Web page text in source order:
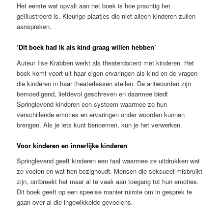
Het eerste wat opvalt aan het boek is hoe prachtig het
geïllustreerd is. Kleurige plaatjes die niet alleen kinderen zullen
aanspreken.
‘Dit boek had ik als kind graag willen hebben’
Auteur Ilse Krabben werkt als theaterdocent met kinderen. Het
boek komt voort uit haar eigen ervaringen als kind en de vragen
die kinderen in haar theaterlessen stellen. De antwoorden zijn
bemoedigend, liefdevol geschreven en daarmee biedt
Springlevend kinderen een systeem waarmee ze hun
verschillende emoties en ervaringen onder woorden kunnen
brengen. Als je iets kunt benoemen, kun je het verwerken.
Voor kinderen en innerlijke kinderen
Springlevend geeft kinderen een taal waarmee ze uitdrukken wat
ze voelen en wat hen bezighoudt. Mensen die seksueel misbruikt
zijn, ontbreekt het maar al te vaak aan toegang tot hun emoties.
Dit boek geeft op een speelse manier ruimte om in gesprek te
gaan over al die ingewikkelde gevoelens.